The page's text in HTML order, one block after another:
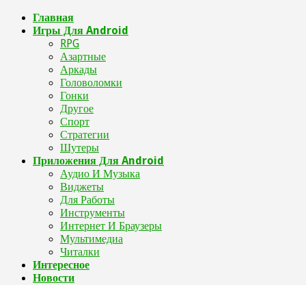
Главная
Игры Для Android
RPG
Азартные
Аркады
Головоломки
Гонки
Другое
Спорт
Стратегии
Шутеры
Приложения Для Android
Аудио И Музыка
Виджеты
Для Работы
Инструменты
Интернет И Браузеры
Мультимедиа
Читалки
Интересное
Новости